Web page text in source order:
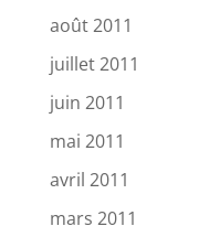
août 2011
juillet 2011
juin 2011
mai 2011
avril 2011
mars 2011